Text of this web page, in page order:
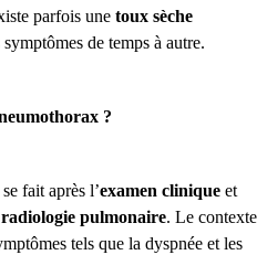
parfois une toux sèche
de temps à autre.
?
se fait après l’examen clinique et
radiologie pulmonaire. Le contexte
tels que la dyspnée et les